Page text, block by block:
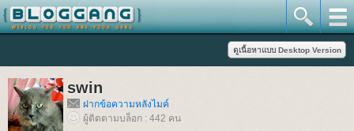
swin
ฝากข้อความหลังไมค์
ผู้ติดตามบล็อก : 442 คน